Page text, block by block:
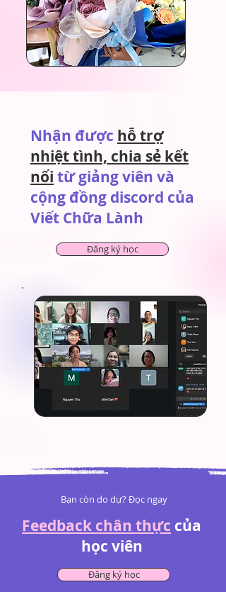
Nhận được hỗ trợ
nhiệt tình, chia sẻ kết
nối từ giảng viên và
cộng đồng discord của
Viết Chữa Lành
Đăng ký học
Bạn còn do dự? Đọc ngay
Feedback chân thực của
học viên
Đăng ký học